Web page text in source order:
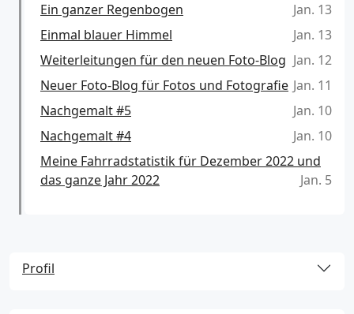
Ein ganzer Regenbogen
Jan. 13
Einmal blauer Himmel
Jan. 13
Weiterleitungen für den neuen Foto-Blog Jan. 12
Neuer Foto-Blog für Fotos und Fotografie Jan. 11
Nachgemalt #5
Jan. 10
Nachgemalt #4
Jan. 10
Meine Fahrradstatistik für Dezember 2022 und
das ganze Jahr 2022
Jan. 5
Profil